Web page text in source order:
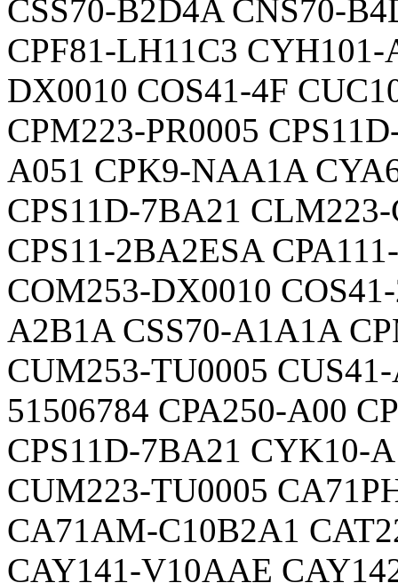
CSS70-B2D4A CNS70-
CPF81-LH11C3
DX0010 COS41-4F
CPM223-PR0005
A051 CPK9-NAA1A
CPS11D-7BA21
CPS11-2BA2ESA
COM253-DX0010
A2B1A CSS70-A1A1A
CUM253-TU0005
51506784 CPA250-A00
CPS11D-7BA21 CYK10-
CUM223-TU0005
CA71AM-C10B2A1
CAY141-V10AAE